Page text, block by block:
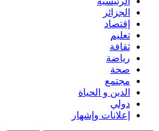
الجزائر
إقتصاد
تعليم
ثقافة
رياضة
صحة
مجتمع
الدين و الحياة
دولي
إعلانات وإشهار